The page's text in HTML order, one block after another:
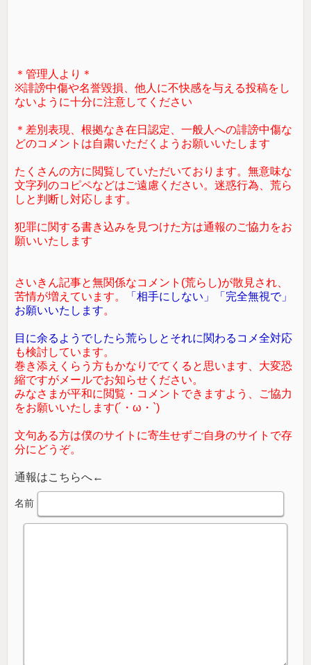
＊管理人より＊
※誹謗中傷や名誉毀損、他人に不快感を与える投稿をし
ないように十分に注意してください
＊差別表現、根拠なき在日認定、一般人への誹謗中傷な
どのコメントは自粛いただくようお願いいたします
たくさんの方に閲覧していただいております。無意味な
文字列のコピペなどはご遠慮ください。迷惑行為、荒ら
しと判断し対応します。
犯罪に関する書き込みを見つけた方は通報のご協力をお
願いいたします
さいきん記事と無関係なコメント(荒らし)が散見され、
苦情が増えています。
「相手にしない」「完全無視で」
お願いいたします。
目に余るようでしたら荒らしとそれに関わるコメ全対応
も検討しています。
巻き添えくらう方もかなりでてくると思います、大変恐
縮ですがメールでお知らせください。
みなさまが平和に閲覧・コメントできますよう、ご協力
をお願いいたします(´・ω・`)
文句ある方は僕のサイトに寄生せずご自身のサイトで存
分にどうぞ。
通報はこちらへ←
名前